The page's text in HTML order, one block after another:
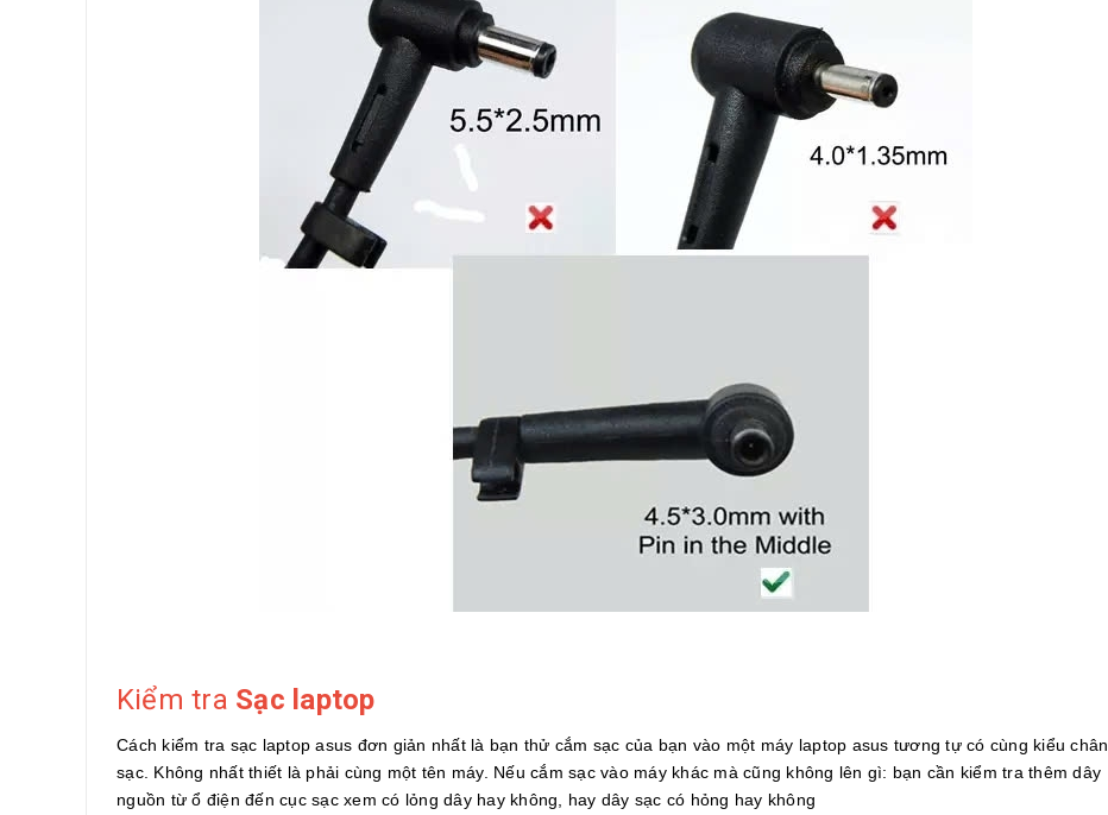
Kiểm tra Sạc laptop
Cách kiểm tra sạc laptop asus đơn giản nhất là bạn thử cắm sạc của bạn vào một máy laptop asus tương tự có cùng kiểu chân
sạc. Không nhất thiết là phải cùng một tên máy. Nếu cắm sạc vào máy khác mà cũng không lên gì: bạn cần kiểm tra thêm dây
nguồn từ ổ điện đến cục sạc xem có lỏng dây hay không, hay dây sạc có hỏng hay không